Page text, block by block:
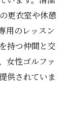
更衣室や休憩
用のレッスン
持つ仲間と交
女性ゴルファ
供されていま